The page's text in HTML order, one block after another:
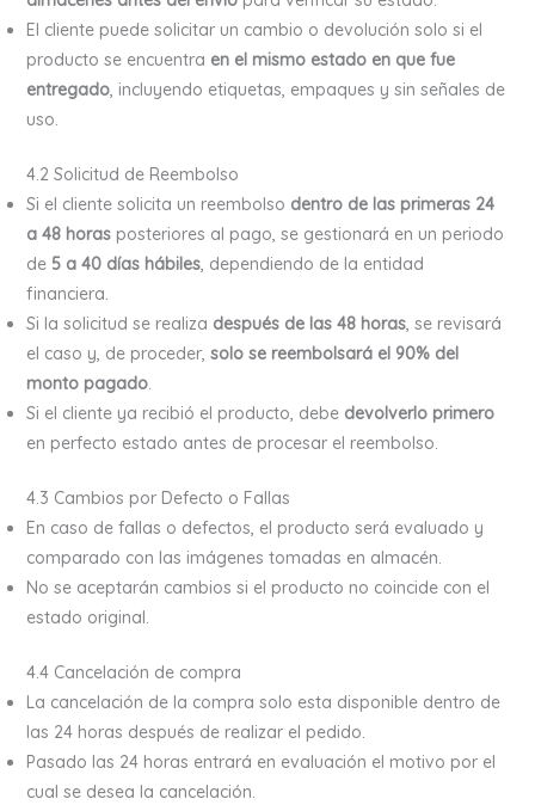
El cliente puede solicitar un cambio o devolución solo si el
producto se encuentra en el mismo estado en que fue
entregado, incluyendo etiquetas, empaques y sin señales de
uso.
4.2 Solicitud de Reembolso
Si el cliente solicita un reembolso dentro de las primeras 24
a 48 horasposteriores al pago, se gestionará en un periodo
de 5 a 40 días hábiles, dependiendo de la entidad
financiera.
Si la solicitud se realiza después de las 48 horas, se revisará
el caso y, de proceder, solo se reembolsará el 90% del
monto pagado.
Si el cliente ya recibió el producto, debe devolverlo primero
en perfecto estado antes de procesar el reembolso.
4.3 Cambios por Defecto o Fallas
En caso de fallas o defectos, el producto será evaluado y
comparado con las imágenes tomadas en almacén.
No se aceptarán cambios si el producto no coincide con el
estado original.
4.4 Cancelación de compra
La cancelación de la compra solo esta disponible dentro de
las 24 horas después de realizar el pedido.
Pasado las 24 horas entrará en evaluación el motivo por el
cual se desea la cancelación.